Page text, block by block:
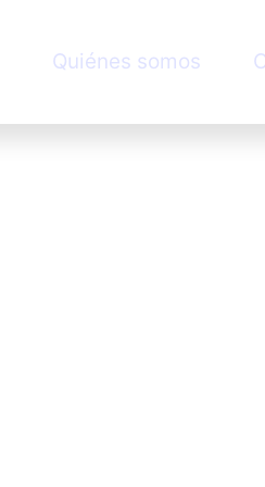
Quiénes somos